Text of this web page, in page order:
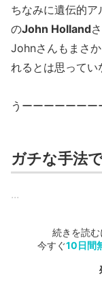
ちなみに遺伝的
のJohn Holland
Johnさんもまさ
れるとは思ってい
うーーーーーーー
ガチな手法
...
続きを読む
今すぐ10日間